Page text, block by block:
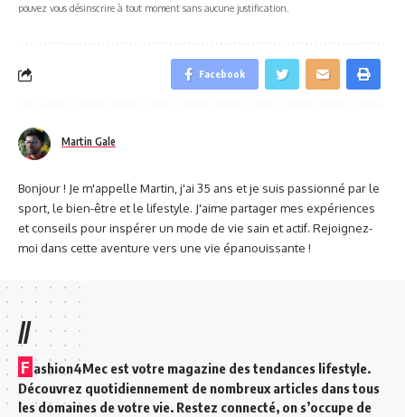
pouvez vous désinscrire à tout moment sans aucune justification.
Facebook
Martin Gale
Bonjour ! Je m'appelle Martin, j'ai 35 ans et je suis passionné par le
sport, le bien-être et le lifestyle. J'aime partager mes expériences
et conseils pour inspérer un mode de vie sain et actif. Rejoignez-
moi dans cette aventure vers une vie épanouissante !
//
F ashion4Mec est votre magazine des tendances lifestyle.
Découvrez quotidiennement de nombreux articles dans tous
les domaines de votre vie. Restez connecté, on s’occupe de